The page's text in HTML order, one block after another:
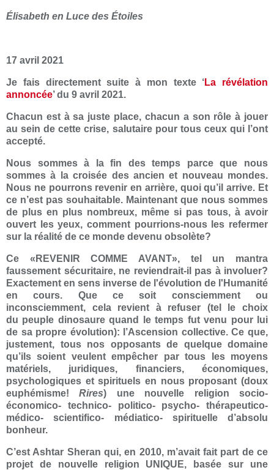
Élisabeth en Luce des Étoiles
17 avril 2021
Je fais directement suite à mon texte ‘La révélation
annoncée’ du 9 avril 2021.
Chacun est à sa juste place, chacun a son rôle à jouer
au sein de cette crise, salutaire pour tous ceux qui l’ont
accepté.
Nous sommes à la fin des temps parce que nous
sommes à la croisée des ancien et nouveau mondes.
Nous ne pourrons revenir en arrière, quoi qu’il arrive. Et
ce n’est pas souhaitable. Maintenant que nous sommes
de plus en plus nombreux, même si pas tous, à avoir
ouvert les yeux, comment pourrions-nous les refermer
sur la réalité de ce monde devenu obsolète?
Ce «REVENIR COMME AVANT», tel un mantra
faussement sécuritaire, ne reviendrait-il pas à involuer?
Exactement en sens inverse de l'évolution de l'Humanité
en cours. Que ce soit consciemment ou
inconsciemment, cela revient à refuser (tel le choix
du peuple dinosaure quand le temps fut venu pour lui
de sa propre évolution): l’Ascension collective. Ce que,
justement, tous nos opposants de quelque domaine
qu’ils soient veulent empêcher par tous les moyens
matériels, juridiques, financiers, économiques,
psychologiques et spirituels en nous proposant (doux
euphémisme!Rires) une nouvelle religion socio-
économico- technico- politico- psycho- thérapeutico-
médico- scientifico- médiatico- spirituelle d’absolu
bonheur.
C’est Ashtar Sheran qui, en 2010, m’avait fait part de ce
projet de nouvelle religion UNIQUE, basée sur une